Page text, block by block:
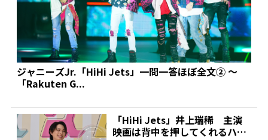
ジャニーズJr.「HiHi Jets」一問一答ほぼ全文② ～
「Rakuten G...
「HiHi Jets」井上瑞稀 主演
映画は背中を押してくれるハッ